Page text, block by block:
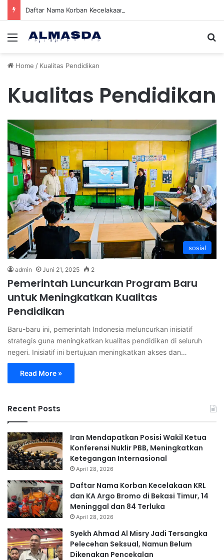
Menu
Home / Kualitas Pendidikan
Kualitas Pendidikan
sosial
admin Juni 21, 2025 2
Pemerintah Luncurkan Program Baru
untuk Meningkatkan Kualitas
Pendidikan
Baru-baru ini, pemerintah Indonesia meluncurkan inisiatif
strategis guna meningkatkan kualitas pendidikan di seluruh
negeri. Inisiatif ini bertujuan meningkatkan akses dan…
Read More »
Recent Posts
Iran Mendapatkan Posisi Wakil Ketua
Konferensi Nuklir PBB, Meningkatkan
Ketegangan Internasional
April 28, 2026
Daftar Nama Korban Kecelakaan KRL
dan KA Argo Bromo di Bekasi Timur, 14
Meninggal dan 84 Terluka
April 28, 2026
Syekh Ahmad Al Misry Jadi Tersangka
Pelecehan Seksual, Namun Belum
Dikenakan Pencekalan